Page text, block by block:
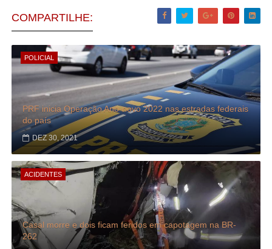
COMPARTILHE:
POLICIAL
PRF inicia Operação Ano-novo 2022 nas estradas federais
do país
DEZ 30, 2021
ACIDENTES
Casal morre e dois ficam feridos em capotagem na BR-
262